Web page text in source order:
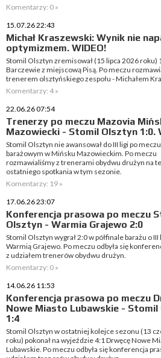
Komentarzy: 0 »
15.07.26 22:43
Michał Kraszewski: Wynik nie
optymizmem. WIDEO!
Stomil Olsztyn zremisował (15 lipca 2026 roku)
Barczewie z miejscową Pisą. Po meczu
trenerem olsztyńskiego zespołu - Michałem
Komentarzy: 4 »
22.06.26 07:54
Trenerzy po meczu Mazovia
Mazowiecki - Stomil Olsztyn 1:0.
Stomil Olsztyn nie awansował do III ligi po meczu
barażowym w Mińsku Mazowieckim. Po meczu
rozmawialiśmy z trenerami obydwu drużyn na
ostatniego spotkania w tym sezonie.
Komentarzy: 19 »
17.06.26 23:07
Konferencja prasowa po meczu
Olsztyn - Warmia Grajewo 2:0
Stomil Olsztyn wygrał 2:0 w półfinale barażu o III
Warmią Grajewo. Po meczu odbyła się
z udziałem trenerów obydwu drużyn.
Komentarzy: 0 »
14.06.26 11:53
Konferencja prasowa po meczu
Nowe Miasto Lubawskie -
1:4
Stomil Olsztyn w ostatniej kolejce sezonu (13
roku) pokonał na wyjeździe 4:1 Drwęcę Nowe
Lubawskie. Po meczu odbyła się konferencja